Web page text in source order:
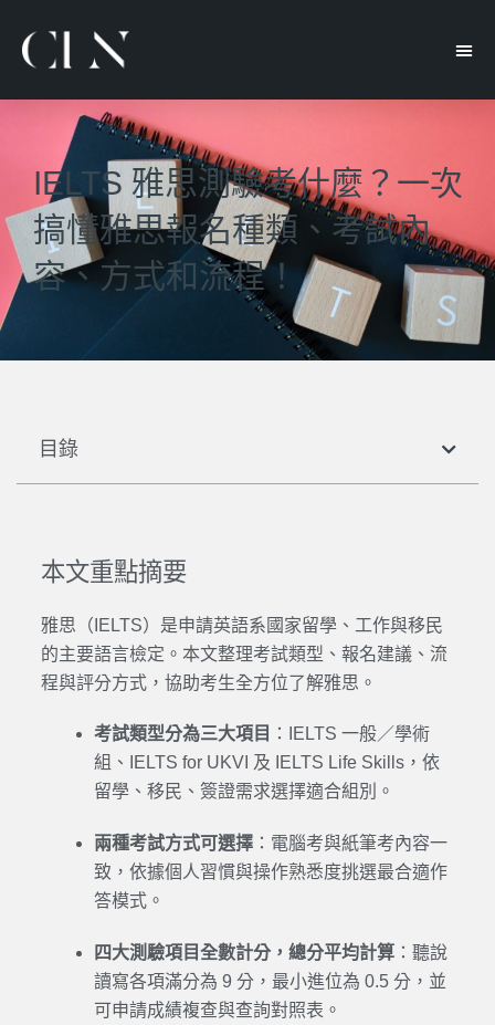
IELTS 雅思測驗考什麼？一次
搞懂雅思報名種類、考試內
容、方式和流程！
目錄
本文重點摘要
雅思（IELTS）是申請英語系國家留學、工作與移民
的主要語言檢定。本文整理考試類型、報名建議、流
程與評分方式，協助考生全方位了解雅思。
考試類型分為三大項目
：IELTS 一般／學術
組、IELTS for UKVI 及 IELTS Life Skills，依
留學、移民、簽證需求選擇適合組別。
兩種考試方式可選擇：電腦考與紙筆考內容一
致，依據個人習慣與操作熟悉度挑選最合適作
答模式。
四大測驗項目全數計分，總分平均計算：聽說
讀寫各項滿分為 9 分，最小進位為 0.5 分，並
可申請成績複查與查詢對照表。